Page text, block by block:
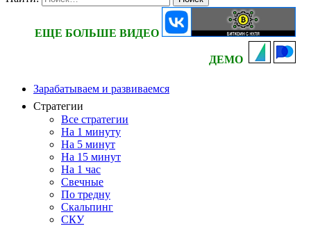
ЕЩЕ БОЛЬШЕ ВИДЕО
ДЕМО
Зарабатываем и развиваемся
Стратегии
Все стратегии
На 1 минуту
На 5 минут
На 15 минут
На 1 час
Свечные
По тредну
Скальпинг
СКУ